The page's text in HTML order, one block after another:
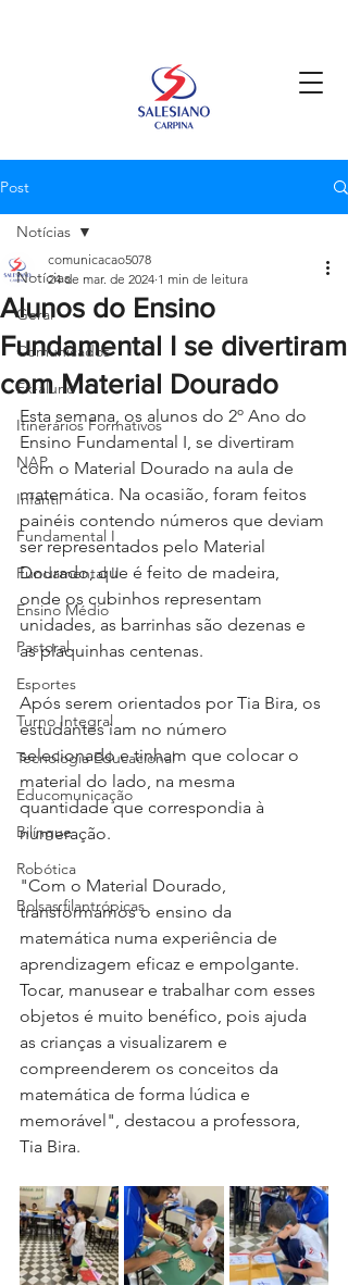
Post
Notícias
Geral
Comunicados
Ex-aluno
Itinerários Formativos
NAP
Infantil
Fundamental I
Fundamental II
Ensino Médio
Pastoral
Esportes
Turno Integral
Tecnologia Educacional
Educomunicação
Bilíngue
Robótica
Bolsas filantrópicas
Notícias
Alunos do Ensino
Fundamental I se divertiram
com Material Dourado
comunicacao5078
24 de mar. de 2024 1 min de leitura
Esta semana, os alunos do 2º Ano do
Ensino Fundamental I, se divertiram
com o Material Dourado na aula de
matemática. Na ocasião, foram feitos
painéis contendo números que deviam
ser representados pelo Material
Dourado, que é feito de madeira,
onde os cubinhos representam
unidades, as barrinhas são dezenas e
as plaquinhas centenas.
Após serem orientados por Tia Bira, os
estudantes iam no número
selecionado e tinham que colocar o
material do lado, na mesma
quantidade que correspondia à
numeração.
"Com o Material Dourado,
transformamos o ensino da
matemática numa experiência de
aprendizagem eficaz e empolgante.
Tocar, manusear e trabalhar com esses
objetos é muito benéfico, pois ajuda
as crianças a visualizarem e
compreenderem os conceitos da
matemática de forma lúdica e
memorável", destacou a professora,
Tia Bira.